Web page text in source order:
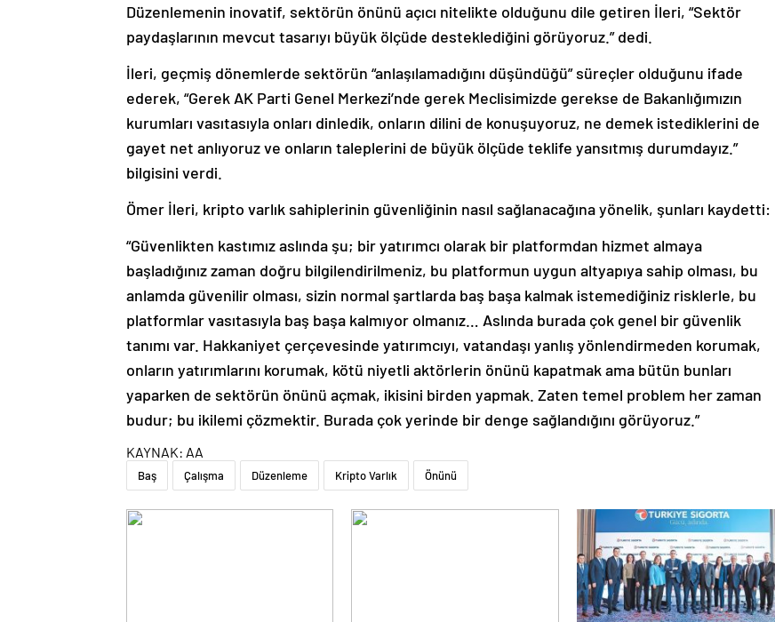
Düzenlemenin inovatif, sektörün önünü açıcı nitelikte olduğunu dile getiren İleri, “Sektör
paydaşlarının mevcut tasarıyı büyük ölçüde desteklediğini görüyoruz.” dedi.
İleri, geçmiş dönemlerde sektörün “anlaşılamadığını düşündüğü” süreçler olduğunu ifade
ederek, “Gerek AK Parti Genel Merkezi’nde gerek Meclisimizde gerekse de Bakanlığımızın
kurumları vasıtasıyla onları dinledik, onların dilini de konuşuyoruz, ne demek istediklerini de
gayet net anlıyoruz ve onların taleplerini de büyük ölçüde teklife yansıtmış durumdayız.”
bilgisini verdi.
Ömer İleri, kripto varlık sahiplerinin güvenliğinin nasıl sağlanacağına yönelik, şunları kaydetti:
“Güvenlikten kastımız aslında şu; bir yatırımcı olarak bir platformdan hizmet almaya
başladığınız zaman doğru bilgilendirilmeniz, bu platformun uygun altyapıya sahip olması, bu
anlamda güvenilir olması, sizin normal şartlarda baş başa kalmak istemediğiniz risklerle, bu
platformlar vasıtasıyla baş başa kalmıyor olmanız… Aslında burada çok genel bir güvenlik
tanımı var. Hakkaniyet çerçevesinde yatırımcıyı, vatandaşı yanlış yönlendirmeden korumak,
onların yatırımlarını korumak, kötü niyetli aktörlerin önünü kapatmak ama bütün bunları
yaparken de sektörün önünü açmak, ikisini birden yapmak. Zaten temel problem her zaman
budur; bu ikilemi çözmektir. Burada çok yerinde bir denge sağlandığını görüyoruz.”
KAYNAK: AA
Baş Çalışma Düzenleme Kripto Varlık Önünü